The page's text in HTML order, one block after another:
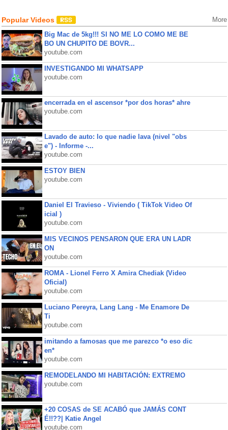
Popular Videos More
Big Mac de 5kg!!! SI NO ME LO COMO ME BE
BO UN CHUPITO DE BOVR...
youtube.com
INVESTIGANDO MI WHATSAPP
youtube.com
encerrada en el ascensor *por dos horas* ahre
youtube.com
Lavado de auto: lo que nadie lava (nivel "obs
e") - Informe -...
youtube.com
ESTOY BIEN
youtube.com
Daniel El Travieso - Viviendo ( TikTok Video Of
icial )
youtube.com
MIS VECINOS PENSARON QUE ERA UN LADR
ON
youtube.com
ROMA - Lionel Ferro X Amira Chediak (Video
Oficial)
youtube.com
Luciano Pereyra, Lang Lang - Me Enamore De
Ti
youtube.com
imitando a famosas que me parezco *o eso dic
en*
youtube.com
REMODELANDO MI HABITACIÓN: EXTREMO
youtube.com
+20 COSAS de SE ACABÓ que JAMÁS CONT
É!!??| Katie Angel
youtube.com